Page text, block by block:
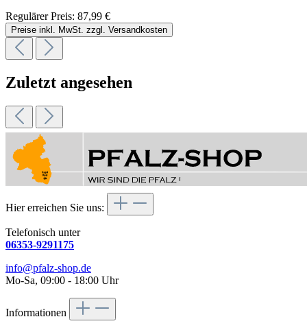
Regulärer Preis: 87,99 €
Preise inkl. MwSt. zzgl. Versandkosten
Zuletzt angesehen
Hier erreichen Sie uns:
Telefonisch unter
06353-9291175
info@pfalz-shop.de
Mo-Sa, 09:00 - 18:00 Uhr
Informationen